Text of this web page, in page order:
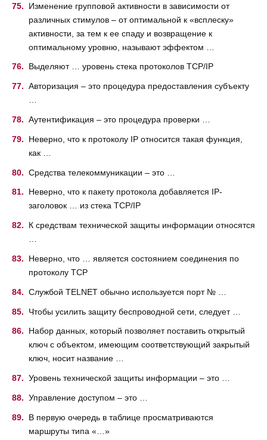
Изменение групповой активности в зависимости от
различных стимулов – от оптимальной к «всплеску»
активности, за тем к ее спаду и возвращение к
оптимальному уровню, называют эффектом …
Выделяют … уровень стека протоколов TCP/IP
Авторизация – это процедура предоставления субъекту
…
Аутентификация – это процедура проверки …
Неверно, что к протоколу IP относится такая функция,
как …
Средства телекоммуникации – это …
Неверно, что к пакету протокола добавляется IP-
заголовок … из стека ТСР/IP
К средствам технической защиты информации относятся
…
Неверно, что … является состоянием соединения по
протоколу ТСР
Службой TELNET обычно используется порт № …
Чтобы усилить защиту беспроводной сети, следует …
Набор данных, который позволяет поставить открытый
ключ с объектом, имеющим соответствующий закрытый
ключ, носит название …
Уровень технической защиты информации – это …
Управление доступом – это …
В первую очередь в таблице просматриваются
маршруты типа «…»